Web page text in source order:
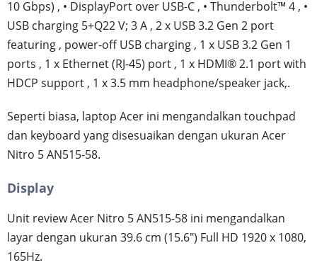
10 Gbps) , • DisplayPort over USB-C , • Thunderbolt™ 4 , •
USB charging 5+Q22 V; 3 A , 2 x USB 3.2 Gen 2 port
featuring , power-off USB charging , 1 x USB 3.2 Gen 1
ports , 1 x Ethernet (RJ-45) port , 1 x HDMI® 2.1 port with
HDCP support , 1 x 3.5 mm headphone/speaker jack,.
Seperti biasa, laptop Acer ini mengandalkan touchpad
dan keyboard yang disesuaikan dengan ukuran Acer
Nitro 5 AN515-58.
Display
Unit review Acer Nitro 5 AN515-58 ini mengandalkan
layar dengan ukuran 39.6 cm (15.6") Full HD 1920 x 1080,
165Hz.